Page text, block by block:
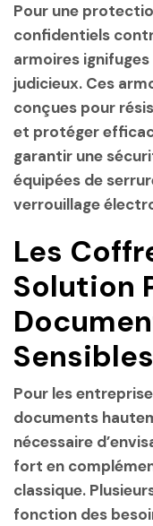
Pour une
confidentiels
armoires
judicieux. Ces
conçues pour
et protéger
garantir une
équipées de
verrouillage
Les
Solution
Sensibles
Pour les
documents
nécessaire
fort en
classique.
fonction des